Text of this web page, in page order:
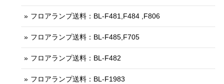
フロアランプ送料：BL-F481,F484 ,F806
フロアランプ送料：BL-F485,F705
フロアランプ送料：BL-F482
フロアランプ送料：BL-F1983